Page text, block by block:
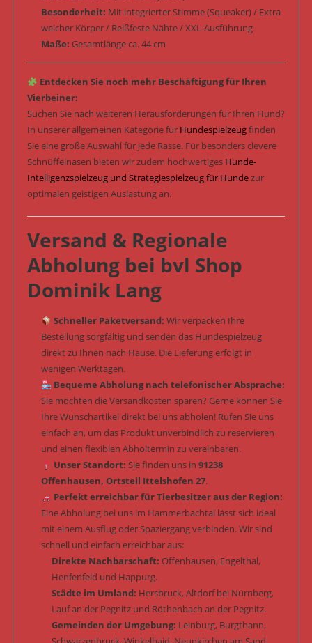
Besonderheit: Mit integrierter Stimme (Squeaker) / Extra
weicher Körper / Reißfeste Nähte / XXL-Ausführung
Maße: Gesamtlänge ca. 44 cm
Entdecken Sie noch mehr Beschäftigung für Ihren
Vierbeiner:
Suchen Sie nach weiteren Herausforderungen für Ihren Hund?
In unserer allgemeinen Kategorie für Hundespielzeugfinden
Sie eine große Auswahl für jede Rasse. Für besonders clevere
Schnüffelnasen bieten wir zudem hochwertiges Hunde-
Intelligenzspielzeug und Strategiespielzeug für Hundezur
optimalen geistigen Auslastung an.
Versand & Regionale
Abholung bei bvl Shop
Dominik Lang
Schneller Paketversand: Wir verpacken Ihre
Bestellung sorgfältig und senden das Hundespielzeug
direkt zu Ihnen nach Hause. Die Lieferung erfolgt in
wenigen Werktagen.
Bequeme Abholung nach telefonischer Absprache:
Sie möchten die Versandkosten sparen? Gerne können Sie
Ihre Wunschartikel direkt bei uns abholen! Rufen Sie uns
einfach an, um das Produkt unverbindlich zu reservieren
und einen flexiblen Abholtermin zu vereinbaren.
Unser Standort: Sie finden uns in 91238
Offenhausen, Ortsteil Ittelshofen 27.
Perfekt erreichbar für Tierbesitzer aus der Region:
Eine Abholung bei uns im Hammerbachtal lässt sich ideal
mit einem Ausflug oder Spaziergang verbinden. Wir sind
schnell und einfach erreichbar aus:
Direkte Nachbarschaft: Offenhausen, Engelthal,
Henfenfeld und Happurg.
Städte im Umland: Hersbruck, Altdorf bei Nürnberg,
Lauf an der Pegnitz und Röthenbach an der Pegnitz.
Gemeinden der Umgebung: Leinburg, Burgthann,